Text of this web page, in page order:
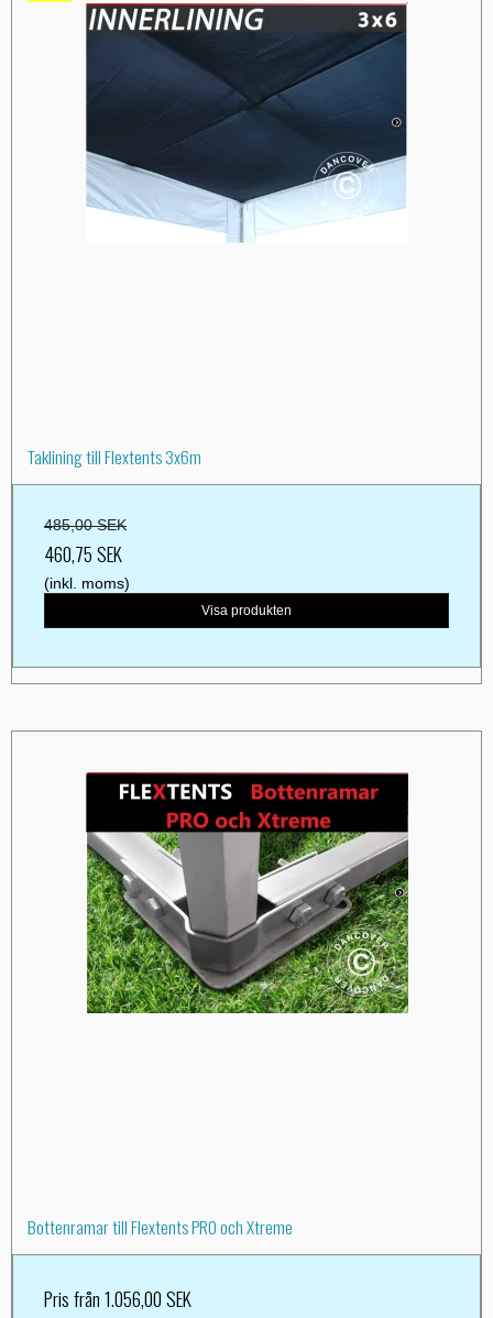
Taklining till Flextents 3x6m
485,00 SEK
460,75 SEK
(inkl. moms)
Visa produkten
Bottenramar till Flextents PRO och Xtreme
Pris från1.056,00 SEK